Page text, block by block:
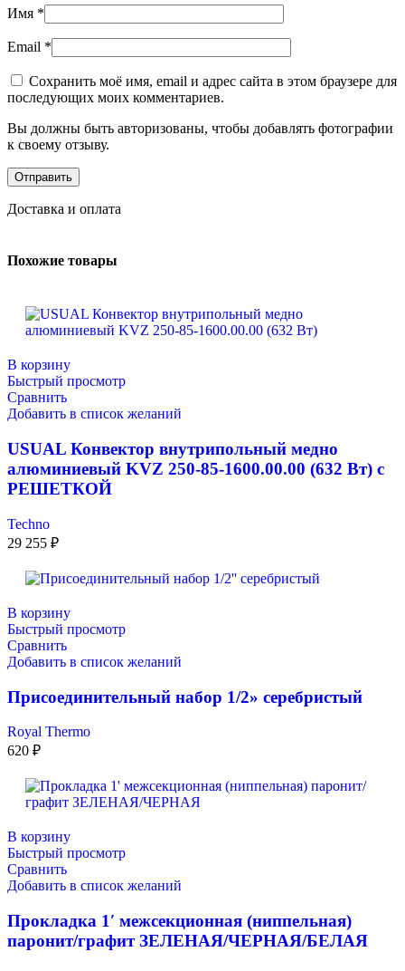
Имя *
Email *
Сохранить моё имя, email и адрес сайта в этом браузере для
последующих моих комментариев.
Вы должны быть авторизованы, чтобы добавлять фотографии
к своему отзыву.
Доставка и оплата
Похожие товары
В корзину
Быстрый просмотр
Сравнить
Добавить в список желаний
USUAL Конвектор внутрипольный медно
алюминиевый KVZ 250-85-1600.00.00 (632 Вт) с
РЕШЕТКОЙ
Techno
29 255 ₽
В корзину
Быстрый просмотр
Сравнить
Добавить в список желаний
Присоединительный набор 1/2» серебристый
Royal Thermo
620 ₽
В корзину
Быстрый просмотр
Сравнить
Добавить в список желаний
Прокладка 1′ межсекционная (ниппельная)
паронит/графит ЗЕЛЕНАЯ/ЧЕРНАЯ/БЕЛАЯ